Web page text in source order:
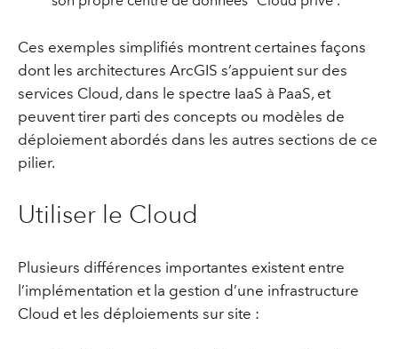
Ces exemples simplifiés montrent certaines façons
dont les architectures ArcGIS s’appuient sur des
services Cloud, dans le spectre IaaS à PaaS, et
peuvent tirer parti des concepts ou modèles de
déploiement abordés dans les autres sections de ce
pilier.
Utiliser le Cloud
Plusieurs différences importantes existent entre
l’implémentation et la gestion d’une infrastructure
Cloud et les déploiements sur site :